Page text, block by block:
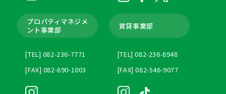
プロパティマネジメ
ント事業部
[TEL] 082-236-7771
[FAX] 082-890-1003
賃貸事業部
[TEL] 082-236-8948
[FAX] 082-546-9077